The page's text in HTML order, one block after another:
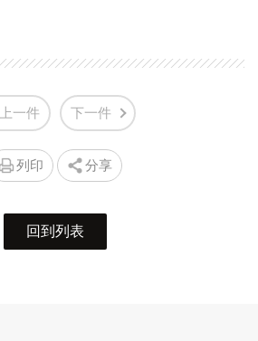
上一件 下一件
列印 分享
回到列表